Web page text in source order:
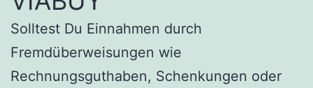
Solltest Du Einnahmen durch
Fremdüberweisungen wie
Rechnungsguthaben, Schenkungen oder